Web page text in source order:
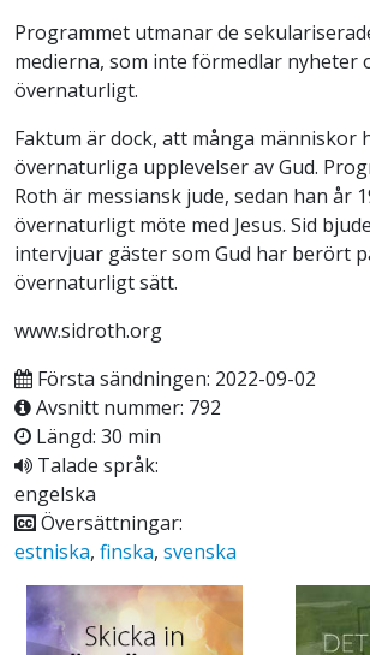
Programmet utmanar de
medierna, som inte förmedlar nyheter
övernaturligt.
Faktum är dock, att många människor
övernaturliga upplevelser av Gud.
Roth är messiansk jude, sedan han år
övernaturligt möte med Jesus. Sid
intervjuar gäster som Gud har berört
övernaturligt sätt.
www.sidroth.org
Första sändningen: 2022-09-02
Avsnitt nummer: 792
Längd: 30 min
Talade språk:
engelska
Översättningar:
estniska, finska, svenska